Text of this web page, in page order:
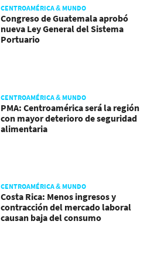
CENTROAMÉRICA & MUNDO
Congreso de Guatemala aprobó
nueva Ley General del Sistema
Portuario
CENTROAMÉRICA & MUNDO
PMA: Centroamérica será la región
con mayor deterioro de seguridad
alimentaria
CENTROAMÉRICA & MUNDO
Costa Rica: Menos ingresos y
contracción del mercado laboral
causan baja del consumo